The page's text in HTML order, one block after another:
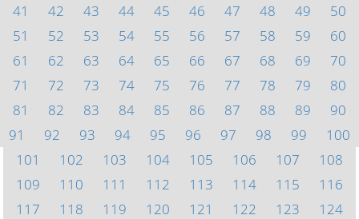
41
42 43 44 45 46 47 48 49
50
51
52 53 54 55 56 57 58 59
60
61
62 63 64 65 66 67 68 69
70
71
72 73 74 75 76 77 78 79
80
81
82 83 84 85 86 87 88 89
90
91
92 93 94 95 96 97 98 99
100
101
102 103 104 105 106 107
108
109
110 111 112 113 114 115
116
117
118 119 120 121 122 123
124